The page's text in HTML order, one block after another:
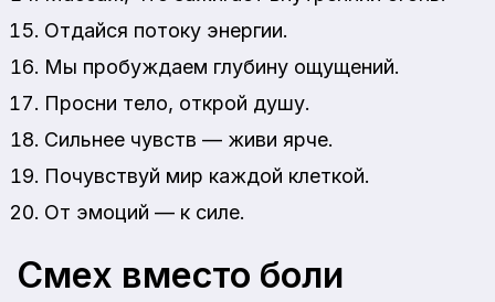
Отдайся потоку энергии.
Мы пробуждаем глубину ощущений.
Просни тело, открой душу.
Сильнее чувств — живи ярче.
Почувствуй мир каждой клеткой.
От эмоций — к силе.
Смех вместо боли